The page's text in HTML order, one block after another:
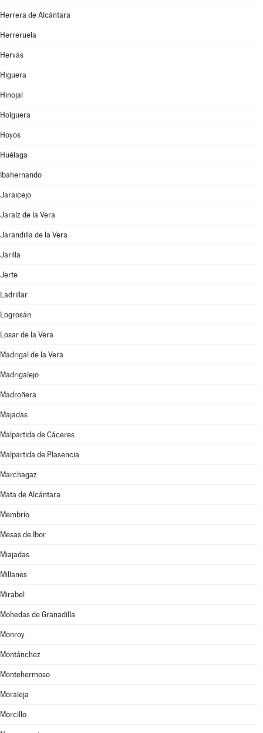
Herrera de Alcántara
Herreruela
Hervás
Higuera
Hinojal
Holguera
Hoyos
Huélaga
Ibahernando
Jaraicejo
Jaraíz de la Vera
Jarandilla de la Vera
Jarilla
Jerte
Ladrillar
Logrosán
Losar de la Vera
Madrigal de la Vera
Madrigalejo
Madroñera
Majadas
Malpartida de Cáceres
Malpartida de Plasencia
Marchagaz
Mata de Alcántara
Membrío
Mesas de Ibor
Miajadas
Millanes
Mirabel
Mohedas de Granadilla
Monroy
Montánchez
Montehermoso
Moraleja
Morcillo